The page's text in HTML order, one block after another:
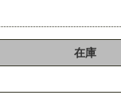
在庫